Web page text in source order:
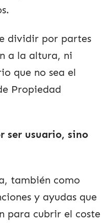
dividir por partes
a la altura, ni
que no sea el
Propiedad
ser usuario, sino
también como
y ayudas que
para cubrir el coste